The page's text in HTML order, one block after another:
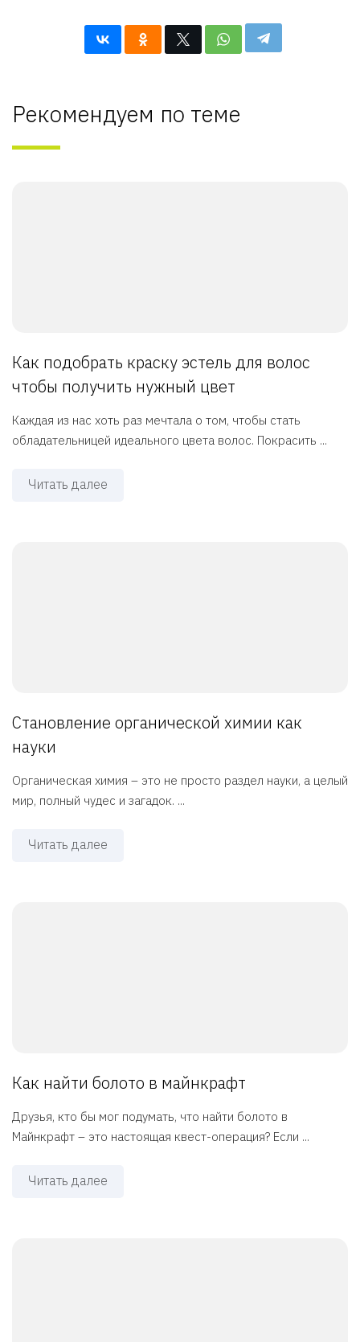
Рекомендуем по теме
Как подобрать краску эстель для волос
чтобы получить нужный цвет
Каждая из нас хоть раз мечтала о том, чтобы стать
обладательницей идеального цвета волос. Покрасить ...
Читать далее
Становление органической химии как
науки
Органическая химия – это не просто раздел науки, а целый
мир, полный чудес и загадок. ...
Читать далее
Как найти болото в майнкрафт
Друзья, кто бы мог подумать, что найти болото в
Майнкрафт – это настоящая квест-операция? Если ...
Читать далее